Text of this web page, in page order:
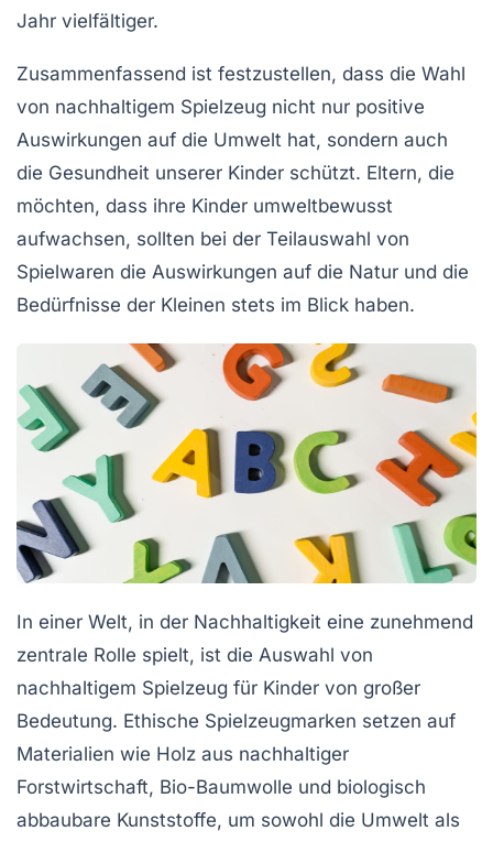
Jahr vielfältiger.
Zusammenfassend ist festzustellen, dass die Wahl
von nachhaltigem Spielzeug nicht nur positive
Auswirkungen auf die Umwelt hat, sondern auch
die Gesundheit unserer Kinder schützt. Eltern, die
möchten, dass ihre Kinder umweltbewusst
aufwachsen, sollten bei der Teilauswahl von
Spielwaren die Auswirkungen auf die Natur und die
Bedürfnisse der Kleinen stets im Blick haben.
In einer Welt, in der Nachhaltigkeit eine zunehmend
zentrale Rolle spielt, ist die Auswahl von
nachhaltigem Spielzeug für Kinder von großer
Bedeutung. Ethische Spielzeugmarken setzen auf
Materialien wie Holz aus nachhaltiger
Forstwirtschaft, Bio-Baumwolle und biologisch
abbaubare Kunststoffe, um sowohl die Umwelt als